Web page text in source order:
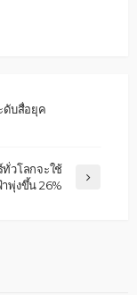
ดับสื่อยุค
ทั่วโลกจะใช้
พุ่งขึ้น 26%